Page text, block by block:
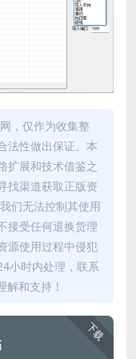
，仅作为收集整
法性做出保证。本
扩展和技术借鉴之
找渠道获取正版资
们无法控制其使用
接受任何退换货理
源使用过程中侵犯
小时内处理，联系
和支持！
下载